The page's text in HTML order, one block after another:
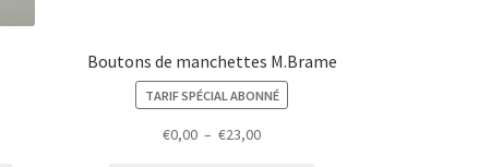
Boutons de manchettes M.Brame
TARIF SPÉCIAL ABONNÉ
€0,00 – €23,00Plage